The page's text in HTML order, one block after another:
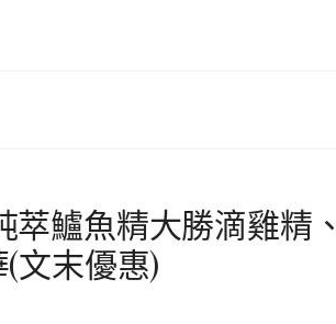
萃鱸魚精大勝滴雞精、
文末優惠)